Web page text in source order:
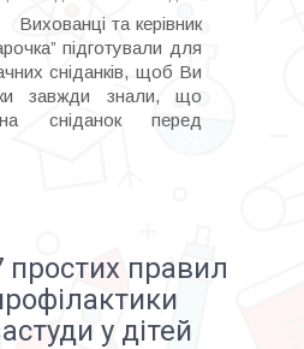
та керівник
підготували для
сніданків, щоб Ви
завжди знали, що
на сніданок перед
простих правил
у дітей